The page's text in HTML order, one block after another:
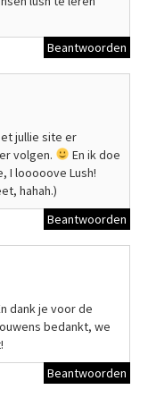
Beantwoorden
jullie site er
volgen.
En ik doe
I looooove Lush!
hahah.)
Beantwoorden
dank je voor de
bedankt, we
Beantwoorden